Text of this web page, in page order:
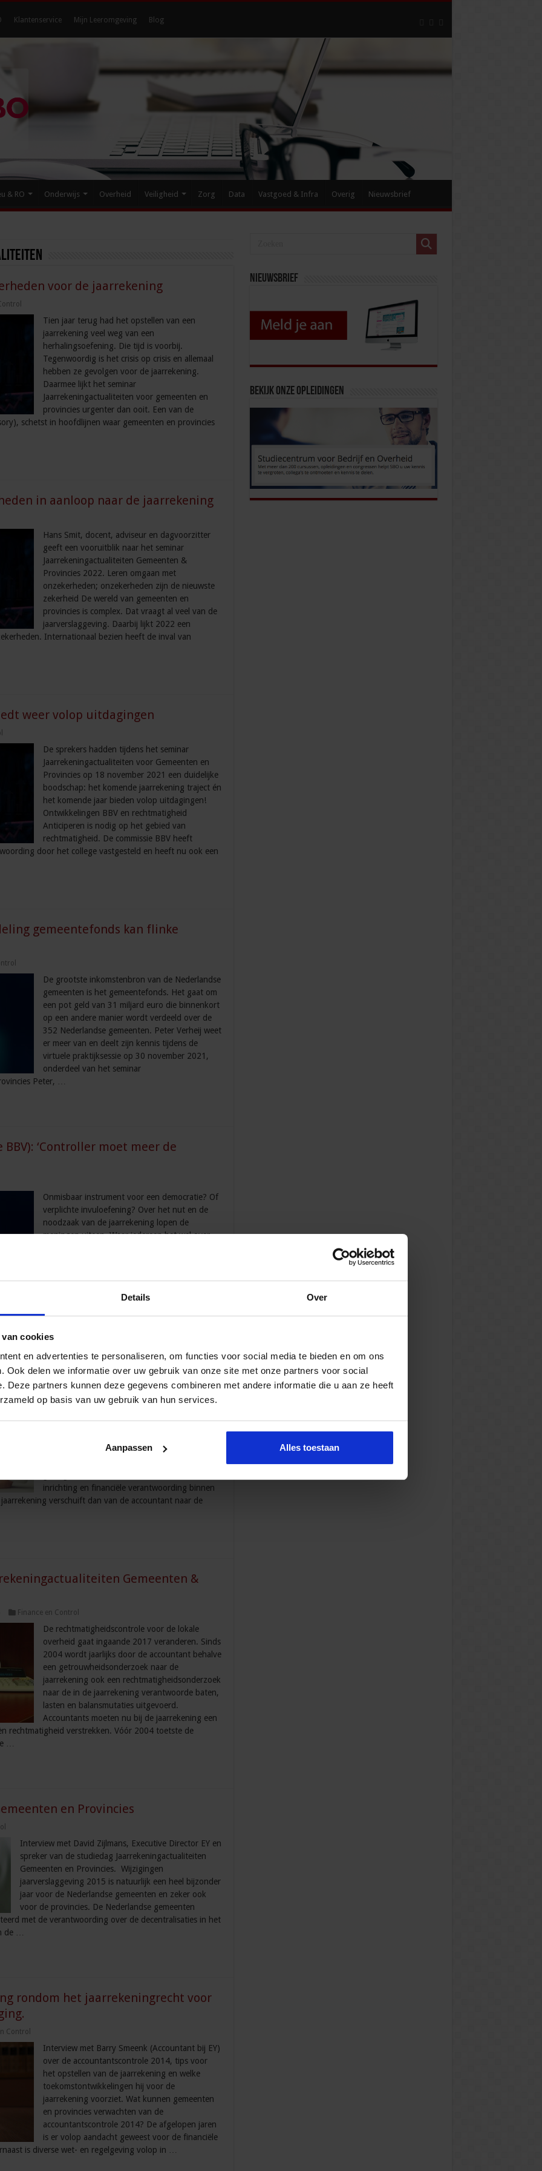
Details Over
cookies
en advertenties te personaliseren, om functies voor social media te bieden en om ons
Ook delen we informatie over uw gebruik van onze site met onze partners voor social
Deze partners kunnen deze gegevens combineren met andere informatie die u aan ze heeft
op basis van uw gebruik van hun services.
Aanpassen Alles toestaan
Klantenservice Mijn Leeromgeving Blog
& RO Onderwijs Overheid Veiligheid Zorg Data Vastgoed & Infra Overig Nieuwsbrief
voor de jaarrekening
Tien jaar terug had het opstellen van een
jaarrekening veel weg van een
herhalingsoefening. Die tijd is voorbij.
Tegenwoordig is het crisis op crisis en allemaal
hebben ze gevolgen voor de jaarrekening.
Daarmee lijkt het seminar
Jaarrekeningactualiteiten voor gemeenten en
provincies urgenter dan ooit. Een van de
schetst in hoofdlijnen waar gemeenten en provincies
in aanloop naar de jaarrekening
Hans Smit, docent, adviseur en dagvoorzitter
geeft een vooruitblik naar het seminar
Jaarrekeningactualiteiten Gemeenten &
Provincies 2022. Leren omgaan met
onzekerheden; onzekerheden zijn de nieuwste
zekerheid De wereld van gemeenten en
provincies is complex. Dat vraagt al veel van de
jaarverslaggeving. Daarbij lijkt 2022 een
Internationaal bezien heeft de inval van
weer volop uitdagingen
De sprekers hadden tijdens het seminar
Jaarrekeningactualiteiten voor Gemeenten en
Provincies op 18 november 2021 een duidelijke
boodschap: het komende jaarrekening traject én
het komende jaar bieden volop uitdagingen!
Ontwikkelingen BBV en rechtmatigheid
Anticiperen is nodig op het gebied van
rechtmatigheid. De commissie BBV heeft
door het college vastgesteld en heeft nu ook een
gemeentefonds kan flinke
De grootste inkomstenbron van de Nederlandse
gemeenten is het gemeentefonds. Het gaat om
een pot geld van 31 miljard euro die binnenkort
op een andere manier wordt verdeeld over de
352 Nederlandse gemeenten. Peter Verheij weet
er meer van en deelt zijn kennis tijdens de
virtuele praktijksessie op 30 november 2021,
onderdeel van het seminar
Peter, …
‘Controller moet meer de
Onmisbaar instrument voor een democratie? Of
verplichte invuloefening? Over het nut en de
noodzaak van de jaarrekening lopen de
meningen uiteen. Waar iedereen het wel over
Vanaf boekjaar 2021 treedt de nieuwe
jaarrekeningen van gemeenten. Colleges van
verantwoordelijk voor het afgeven van een
inrichting en financiële verantwoording binnen
verschuift dan van de accountant naar de
Gemeenten &
Finance en Control
De rechtmatigheidscontrole voor de lokale
overheid gaat ingaande 2017 veranderen. Sinds
2004 wordt jaarlijks door de accountant behalve
een getrouwheidsonderzoek naar de
jaarrekening ook een rechtmatigheidsonderzoek
naar de in de jaarrekening verantwoorde baten,
lasten en balansmutaties uitgevoerd.
Accountants moeten nu bij de jaarrekening een
rechtmatigheid verstrekken. Vóór 2004 toetste de
…
en Provincies
Interview met David Zijlmans, Executive Director EY en
spreker van de studiedag Jaarrekeningactualiteiten
Gemeenten en Provincies. Wijzigingen
jaarverslaggeving 2015 is natuurlijk een heel bijzonder
jaar voor de Nederlandse gemeenten en zeker ook
voor de provincies. De Nederlandse gemeenten
met de verantwoording over de decentralisaties in het
de …
rondom het jaarrekeningrecht voor
Control
Interview met Barry Smeenk (Accountant bij EY)
over de accountantscontrole 2014, tips voor
het opstellen van de jaarrekening en welke
toekomstontwikkelingen hij voor de
jaarrekening voorziet. Wat kunnen gemeenten
en provincies verwachten van de
accountantscontrole 2014? De afgelopen jaren
is er volop aandacht geweest voor de financiële
is diverse wet- en regelgeving volop in …
Nieuwsbrief
Bekijk onze opleidingen